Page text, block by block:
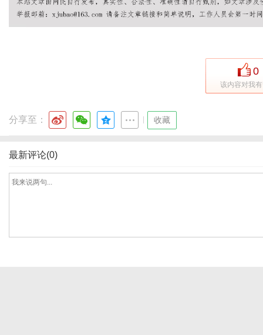
0
该内容对我
分享至： 收藏
最新评论(0)